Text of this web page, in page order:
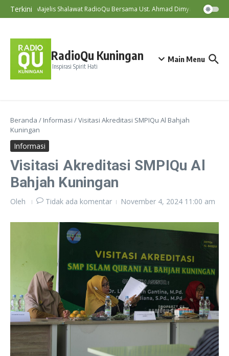
Lewati ke konten
TerkiniMajelis Shalawat RadioQu Bersama Ust. Ahmad Dimyati, Lc., MA
RadioQu Kuningan
Inspirasi Spirit Hati
Main Menu
Beranda / Informasi /Visitasi Akreditasi SMPIQu Al Bahjah
Kuningan
Informasi
Visitasi Akreditasi SMPIQu Al
Bahjah Kuningan
Oleh Tidak ada komentar November 4, 2024 11:00 am